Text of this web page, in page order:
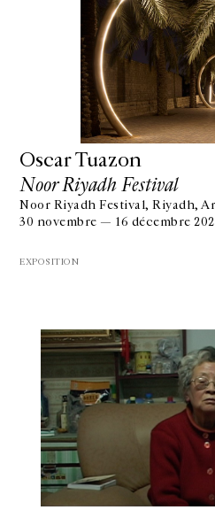
Oscar Tuazon
Noor Riyadh Festival
Noor Riyadh Festival, Riyadh,
30 novembre — 16 décembre
EXPOSITION